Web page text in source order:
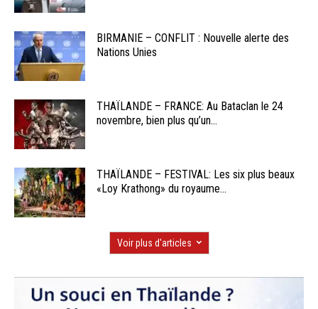
BIRMANIE – CONFLIT : Nouvelle alerte des
Nations Unies
THAÏLANDE – FRANCE: Au Bataclan le 24
novembre, bien plus qu’un...
THAÏLANDE – FESTIVAL: Les six plus beaux
«Loy Krathong» du royaume...
Voir plus d'articles